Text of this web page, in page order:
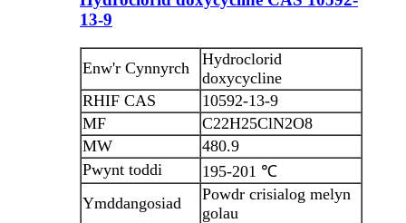
13-9
Enw'r Cynnyrch
Hydroclorid
doxycycline
RHIF CAS
10592-13-9
MF
C22H25ClN2O8
MW
480.9
Pwynt toddi
195-201 ℃
Ymddangosiad
Powdr crisialog melyn
golau